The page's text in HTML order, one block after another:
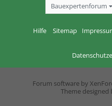
Bauexpertenforum
Hilfe Sitemap
Forum software by
Theme designed